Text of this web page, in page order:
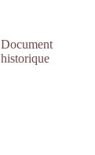
Document
historique